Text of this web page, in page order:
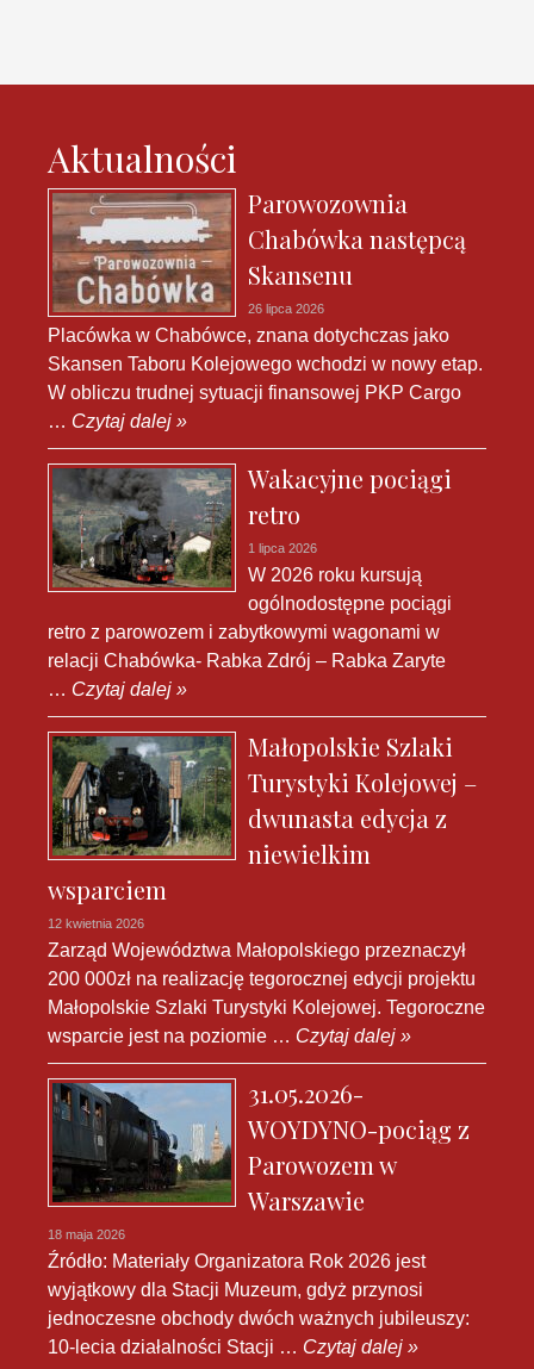
Aktualności
Parowozownia
Chabówka następcą
Skansenu
26 lipca 2026
Placówka w Chabówce, znana dotychczas jako
Skansen Taboru Kolejowego wchodzi w nowy etap.
W obliczu trudnej sytuacji finansowej PKP Cargo
… Czytaj dalej »
Wakacyjne pociągi
retro
1 lipca 2026
W 2026 roku kursują
ogólnodostępne pociągi
retro z parowozem i zabytkowymi wagonami w
relacji Chabówka- Rabka Zdrój – Rabka Zaryte
… Czytaj dalej »
Małopolskie Szlaki
Turystyki Kolejowej –
dwunasta edycja z
niewielkim
wsparciem
12 kwietnia 2026
Zarząd Województwa Małopolskiego przeznaczył
200 000zł na realizację tegorocznej edycji projektu
Małopolskie Szlaki Turystyki Kolejowej. Tegoroczne
wsparcie jest na poziomie … Czytaj dalej »
31.05.2026-
WOYDYNO-pociąg z
Parowozem w
Warszawie
18 maja 2026
Źródło: Materiały Organizatora Rok 2026 jest
wyjątkowy dla Stacji Muzeum, gdyż przynosi
jednoczesne obchody dwóch ważnych jubileuszy:
10-lecia działalności Stacji … Czytaj dalej »